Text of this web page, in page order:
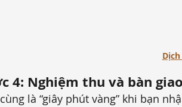
4: Nghiệm thu và bàn
là “giây phút vàng” khi bạn